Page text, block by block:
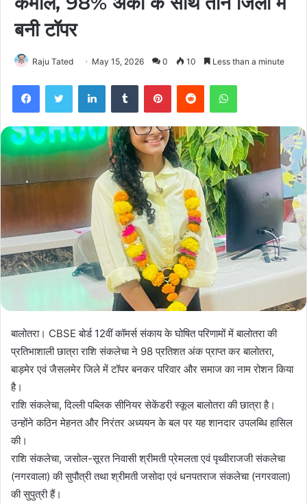
बनी टॉपर
Raju Tated May 15, 2026 0 10 Less than a minute
FacebookTwitter LinkedInTumblr PinterestReddit WhatsApp
बालोतरा। CBSE बोर्ड 12वीं कॉमर्स संकाय के घोषित परिणामों में बालोतरा की
प्रतिभाशाली छात्रा राशि संकलेचा ने 98 प्रतिशत अंक प्राप्त कर बालोतरा,
बाड़मेर एवं जैसलमेर जिले में टॉपर बनकर परिवार और समाज का नाम रोशन किया
है।
राशि संकलेचा, दिल्ली पब्लिक सीनियर सेकेंडरी स्कूल बालोतरा की छात्रा है।
उन्होंने कठिन मेहनत और निरंतर अध्ययन के बल पर यह शानदार उपलब्धि हासिल
की।
राशि संकलेचा, जसोल-सूरत निवासी श्रीमती प्रेमलता एवं पृथ्वीराजजी संकलेचा
(नगरवाला) की सुपौत्री तथा श्रीमती जसोदा एवं धनपतराज संकलेचा (नगरवाला)
की सुपुत्री हैं।